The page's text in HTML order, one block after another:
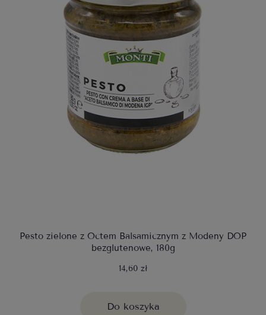
Pesto zielone z Octem Balsamicznym z Modeny DOP
bezglutenowe, 180g
14,60 zł
Do koszyka